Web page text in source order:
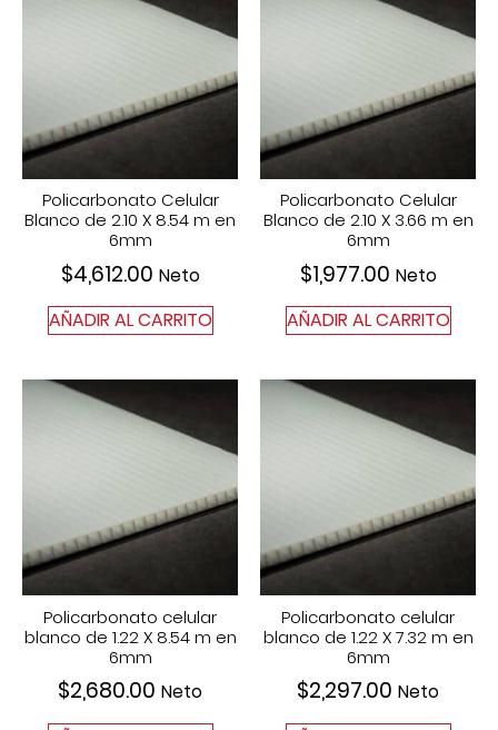
Policarbonato Celular
Blanco de 2.10 X 8.54 m en
6mm
$4,612.00 Neto
AÑADIR AL CARRITO
Policarbonato Celular
Blanco de 2.10 X 3.66 m en
6mm
$1,977.00 Neto
AÑADIR AL CARRITO
Policarbonato celular
blanco de 1.22 X 8.54 m en
6mm
$2,680.00 Neto
Policarbonato celular
blanco de 1.22 X 7.32 m en
6mm
$2,297.00 Neto